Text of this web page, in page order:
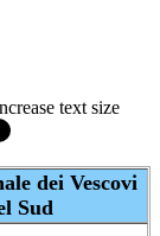
dei Vescovi
Sud